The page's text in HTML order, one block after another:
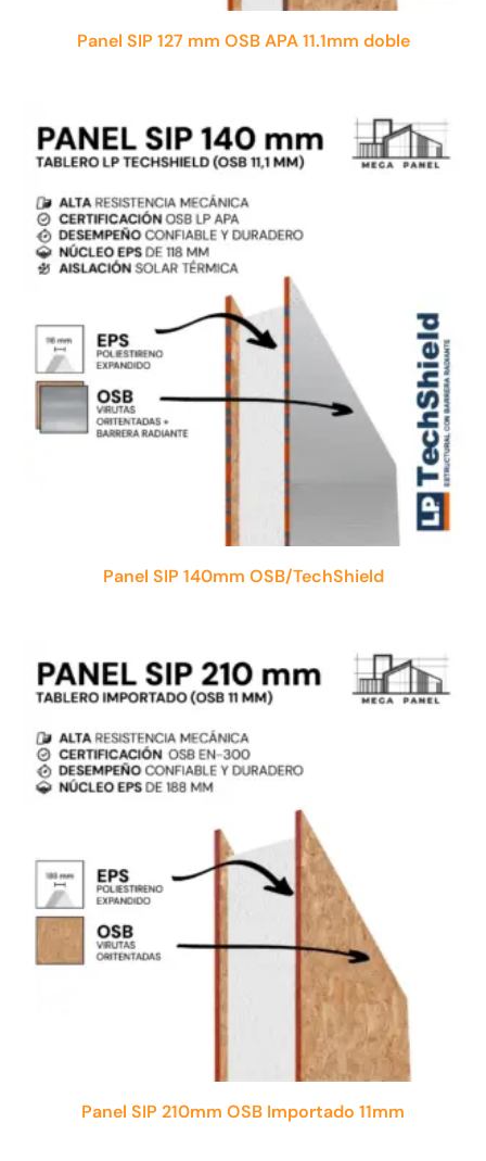
Panel SIP 127 mm OSB APA 11.1mm doble
Panel SIP 140mm OSB/TechShield
Panel SIP 210mm OSB Importado 11mm